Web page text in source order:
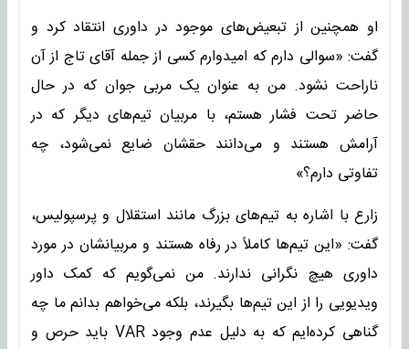
او همچنین از تبعیض‌های موجود در داوری انتقاد کرد و
گفت: «سوالی دارم که امیدوارم کسی از جمله آقای تاج از آن
ناراحت نشود. من به عنوان یک مربی جوان که در حال
حاضر تحت فشار هستم، با مربیان تیم‌های دیگر که در
آرامش هستند و می‌دانند حقشان ضایع نمی‌شود، چه
تفاوتی دارم؟»
زارع با اشاره به تیم‌های بزرگ مانند استقلال و پرسپولیس،
گفت: «این تیم‌ها کاملاً در رفاه هستند و مربیانشان در مورد
داوری هیچ نگرانی ندارند. من نمی‌گویم که کمک داور
ویدیویی را از این تیم‌ها بگیرند، بلکه می‌خواهم بدانم ما چه
گناهی کرده‌ایم که به دلیل عدم وجود VAR باید حرص و